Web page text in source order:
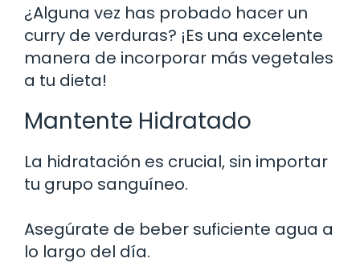
¿Alguna vez has probado hacer un
curry de verduras? ¡Es una excelente
manera de incorporar más vegetales
a tu dieta!
Mantente Hidratado
La hidratación es crucial, sin importar
tu grupo sanguíneo.
Asegúrate de beber suficiente agua a
lo largo del día.